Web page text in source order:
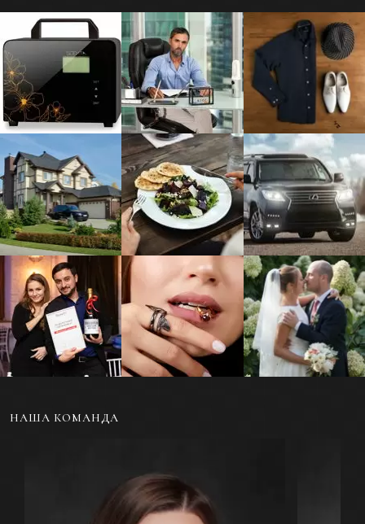
Предметная
фотосъемка для
каталога
Портретная
фотосъемка - Бизнес-
портрет
Фотосъемка одежды
в раскладку или на
модели
Фотосъемка жилой и
коммерческой
недвижимости
Фуд-фотосъемка еды
и напитков для меню
Фотосъемка
автомобилей и
другого транспорта
Репортажная съемка
мероприятий и
событий
Ювелирная
фотосъемка
украшений
Свадебная
фотосъемка
НАША КОМАНДА